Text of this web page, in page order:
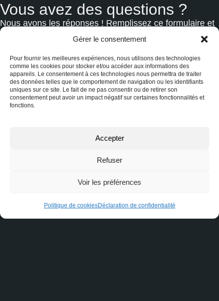
Gérer le consentement
Pour fournir les meilleures expériences, nous utilisons des technologies
comme les cookies pour stocker et/ou accéder aux informations des
appareils. Le consentement à ces technologies nous permettra de traiter
des données telles que le comportement de navigation ou les identifiants
uniques sur ce site. Le fait de ne pas consentir ou de retirer son
consentement peut avoir un impact négatif sur certaines fonctionnalités et
fonctions.
Accepter
Refuser
Voir les préférences
Politique de cookiesDéclaration de confidentialité
Vous avez des questions ?
Nous avons les réponses ! Remplissez ce formulaire et
notre équipe se fera un plaisir de vous recontacter
suspens, engagez la conversation dès maintenant !
Nom
Courriel ou téléphone